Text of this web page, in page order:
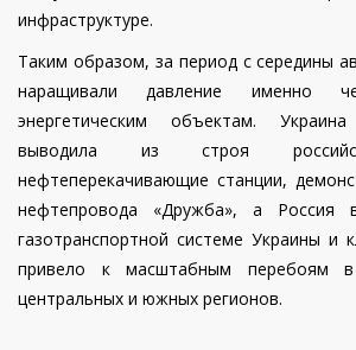
инфраструктуре.
Таким образом, за период с середины
наращивали давление именно
энергетическим объектам. Украина
выводила из строя
нефтеперекачивающие станции,
нефтепровода «Дружба», а
газотранспортной системе Украины
привело к масштабным перебоям в
центральных и южных регионов.